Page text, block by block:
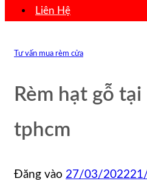
Liên Hệ
Tư vấn mua rèm cửa
Rèm hạt gỗ
tphcm
Đăng vào 27/03/2022